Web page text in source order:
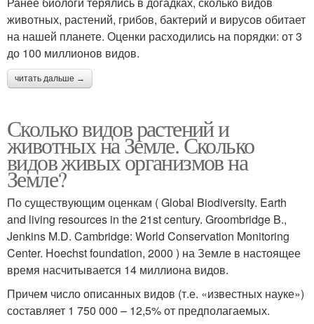
животных, растений, грибов, бактерий и вирусов обитает
на нашей планете. Оценки расходились на порядки: от 3
до 100 миллионов видов.
читать дальше →
Сколько видов растений и
животных на Земле. Сколько
видов живых организмов на
Земле?
По существующим оценкам ( Global Biodiversity. Earth
and living resources in the 21st century. Groombridge B.,
Jenkins M.D. Cambridge: World Conservation Monitoring
Center. Hoechst foundation, 2000 ) на Земле в настоящее
время насчитывается 14 миллиона видов.
Причем число описанных видов (т.е. «известных науке»)
составляет 1 750 000 – 12,5% от предполагаемых.